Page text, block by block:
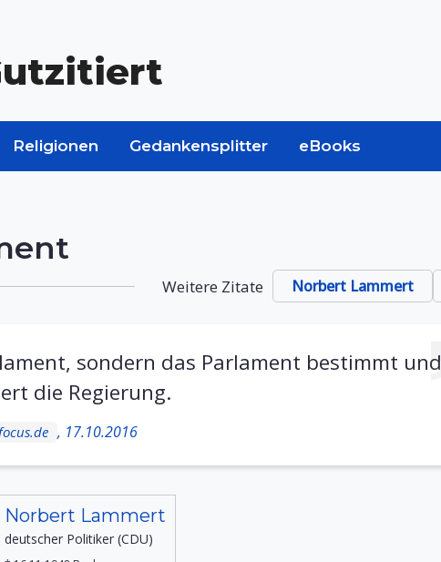
Religionen Gedankensplitter eBooks
Weitere Zitate Norbert Lammert
sondern das Parlament bestimmt und
die Regierung.
, 17.10.2016
Norbert Lammert
deutscher Politiker (CDU)